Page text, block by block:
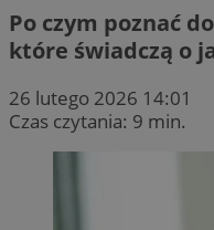
Po czym poznać
które świadczą o
26 lutego 2026 14:01
Czas czytania: 9 min.